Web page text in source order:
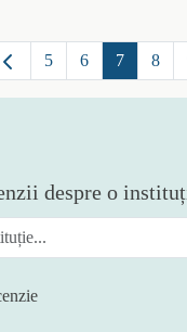
5 6 7 8
despre o